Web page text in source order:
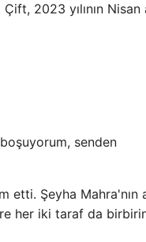
2023 yılının Nisan
senden
etti. Şeyha Mahra'nın
her iki taraf da